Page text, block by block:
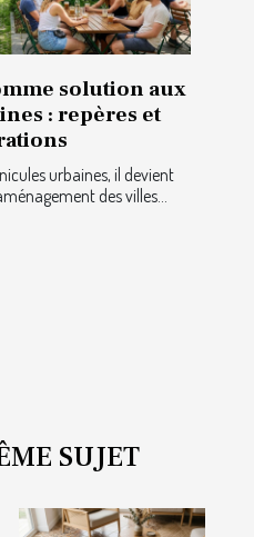
solution aux
: repères et
urbaines, il devient
des villes...
SUJET